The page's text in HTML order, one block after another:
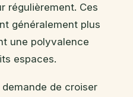
régulièrement. Ces
généralement plus
une polyvalence
espaces.
de croiser